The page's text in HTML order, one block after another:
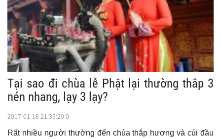
Tại sao đi chùa lễ Phật lại thường thắp 3
nén nhang, lạy 3 lạy?
2017-01-18 21:33:20.0
Rất nhiều người thường đến chùa thắp hương và cúi đầu